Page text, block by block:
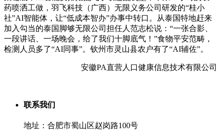
药喷洒工做，羽飞科技（广西）无限义务公司研发的“桂小
社”AI智能体，让“低成本智办”办事中转口。从泰国特地赶来
加入勾当的泰国脚够无限公司担任人范志松说：“一张合影、
一段讲话、一场晚会，给了我们十脚底气！”食物平安范畴，
检测人员多了“AI同事”。钦州市灵山县农户有了“AI辅佐”。
安徽PA直营人口健康信息技术有限公司
联系我们
地址：合肥市蜀山区赵岗路100号